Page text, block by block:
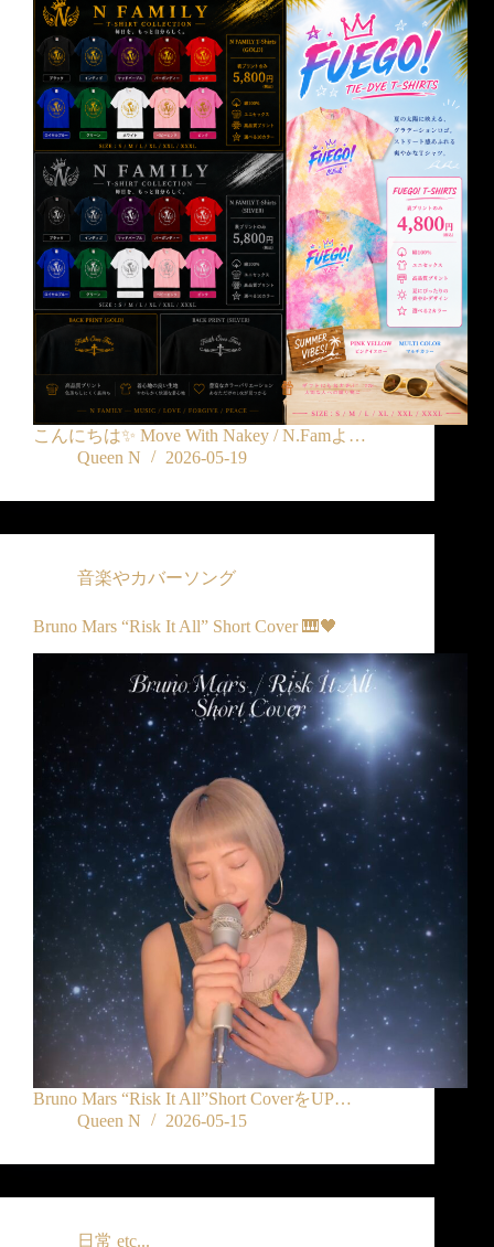
こんにちは✨ Move With Nakey / N.Famよ…
Queen N
2026-05-19
音楽やカバーソング
Bruno Mars “Risk It All” Short Cover 🎹🖤
Bruno Mars “Risk It All”Short CoverをUP…
Queen N
2026-05-15
日常 etc...